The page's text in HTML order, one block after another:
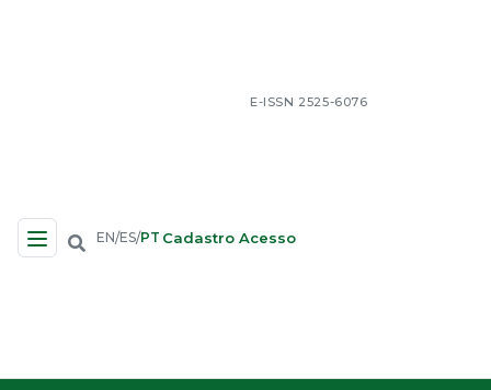
E-ISSN 2525-6076
Navegação no Site
EN/ES/PT Cadastro Acesso